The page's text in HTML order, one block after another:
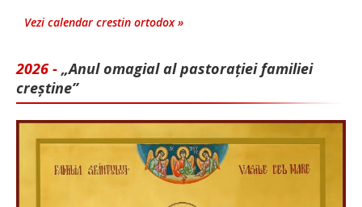
Vezi calendar crestin ortodox »
2026 - „Anul omagial al pastorației familiei
creștine”